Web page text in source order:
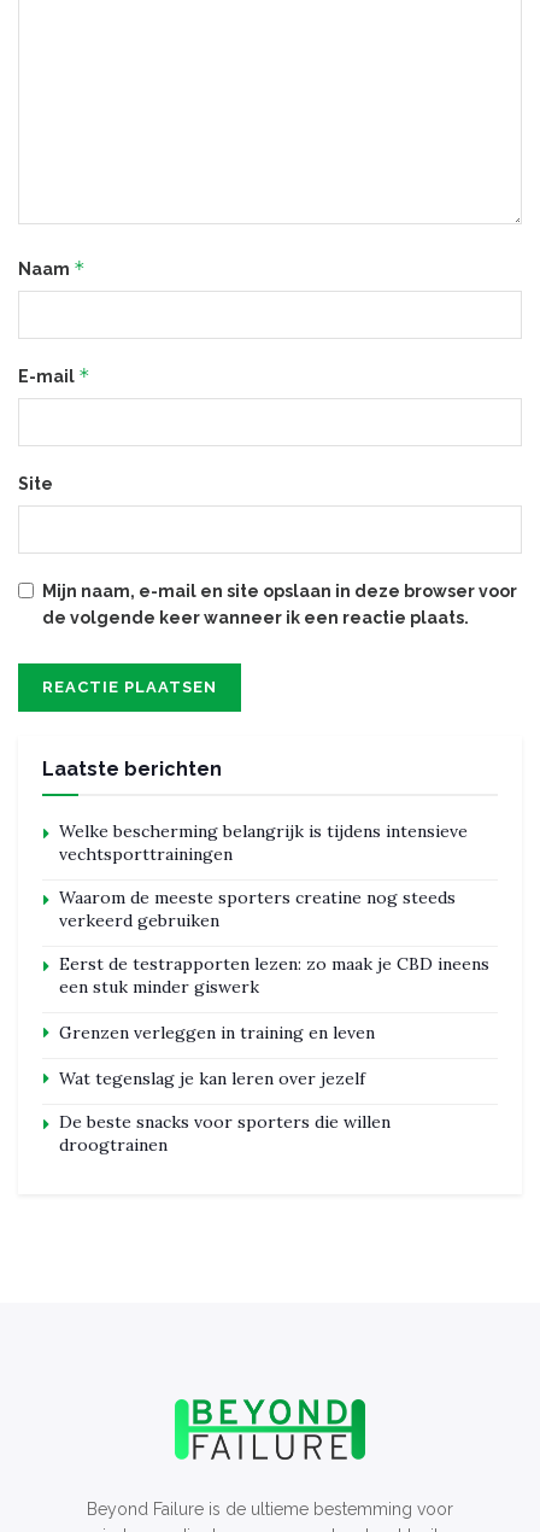
Naam *
E-mail *
Site
Mijn naam, e-mail en site opslaan in deze browser voor
de volgende keer wanneer ik een reactie plaats.
Laatste berichten
Welke bescherming belangrijk is tijdens intensieve
vechtsporttrainingen
Waarom de meeste sporters creatine nog steeds
verkeerd gebruiken
Eerst de testrapporten lezen: zo maak je CBD ineens
een stuk minder giswerk
Grenzen verleggen in training en leven
Wat tegenslag je kan leren over jezelf
De beste snacks voor sporters die willen
droogtrainen
Beyond Failure is de ultieme bestemming voor